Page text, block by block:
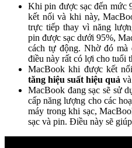
Khi pin được sạc đến mức
kết nối và khi này,
trực tiếp thay vì năng
pin được sạc dưới 95%,
cách tự động. Nhờ đó mà
điều này rất có lợi cho tuổi
MacBook khi được kết
tăng hiệu suất hiệu quả và
MacBook đang sạc sẽ sử
cấp năng lượng cho các
máy trong khi sạc,
sạc và pin. Điều này sẽ